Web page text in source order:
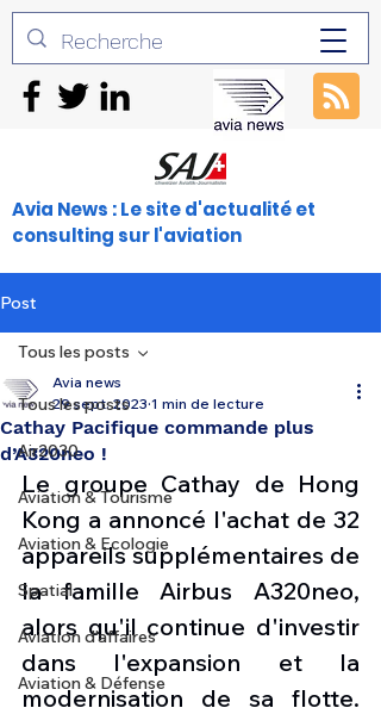
Avia News : Le site d'actualité et
consulting sur l'aviation
Post
Tous les posts
Air2030
Aviation & Tourisme
Aviation & Ecologie
Spatial
Aviation d'affaires
Aviation & Défense
Tous les posts
Cathay Pacifique commande plus
d’A320neo !
Avia news
29 sept. 2023 1 min de lecture
Le groupe Cathay de Hong
Kong a annoncé l'achat de 32
appareils supplémentaires de
la famille Airbus A320neo,
alors qu'il continue d'investir
dans l'expansion et la
modernisation de sa flotte.